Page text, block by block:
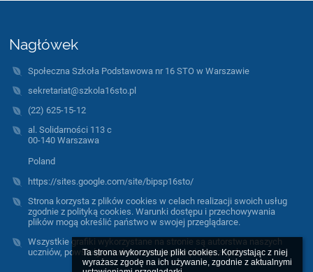
Ta strona wykorzystuje pliki cookies. Korzystając z niej
wyrażasz zgodę na ich używanie, zgodnie z aktualnymi
Nagłówek
Społeczna Szkoła Podstawowa nr 16 STO w Warszawie
sekretariat@szkola16sto.pl
(22) 625-15-12
al. Solidarności 113 c
00-140 Warszawa
Poland
https://sites.google.com/site/bipsp16sto/
Strona korzysta z plików cookies w celach realizacji swoich usług
zgodnie z polityką cookies. Warunki dostępu i przechowywania
plików mogą określić państwo w swojej przeglądarce.
Wszystkie grafiki wykorzystane na stronie są autorstwa naszych
uczniów, powstały w trakcie warsztatów plastycznych.